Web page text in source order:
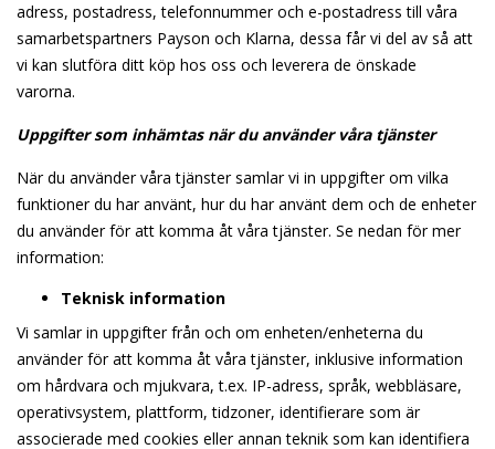
adress, postadress, telefonnummer och e-postadress till våra
samarbetspartners Payson och Klarna, dessa får vi del av så att
vi kan slutföra ditt köp hos oss och leverera de önskade
varorna.
Uppgifter som inhämtas när du använder våra tjänster
När du använder våra tjänster samlar vi in uppgifter om vilka
funktioner du har använt, hur du har använt dem och de enheter
du använder för att komma åt våra tjänster. Se nedan för mer
information:
Teknisk information
Vi samlar in uppgifter från och om enheten/enheterna du
använder för att komma åt våra tjänster, inklusive information
om hårdvara och mjukvara, t.ex. IP-adress, språk, webbläsare,
operativsystem, plattform, tidzoner, identifierare som är
associerade med cookies eller annan teknik som kan identifiera